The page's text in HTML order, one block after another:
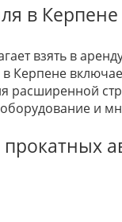
в Керпене
взять в
Керпене
расширенной
и